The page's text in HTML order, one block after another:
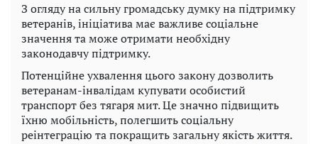
З огляду на сильну громадську думку на підтримку
ветеранів, ініціатива має важливе соціальне
значення та може отримати необхідну
законодавчу підтримку.
Потенційне ухвалення цього закону дозволить
ветеранам-інвалідам купувати особистий
транспорт без тягаря мит. Це значно підвищить
їхню мобільність, полегшить соціальну
реінтеграцію та покращить загальну якість життя.